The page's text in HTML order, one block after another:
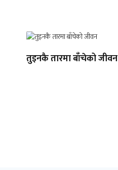
तुइनकै तारमा बाँचेको जीवन